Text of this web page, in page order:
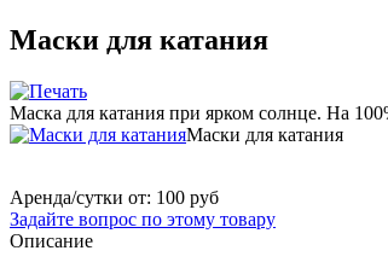
Маски для катания
Маска для катания при ярком солнце. На
Маски для катания
Аренда/сутки от: 100 руб
Задайте вопрос по этому товару
Описание